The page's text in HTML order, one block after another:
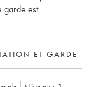
garde est
ET GARDE